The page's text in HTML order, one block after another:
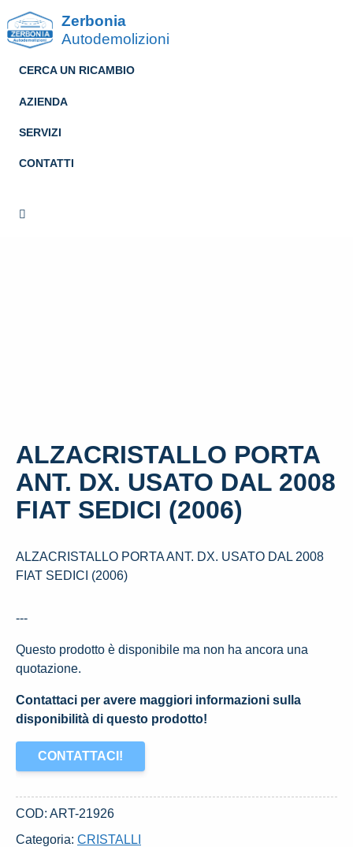
Zerbonia
Autodemolizioni
CERCA UN RICAMBIO
AZIENDA
SERVIZI
CONTATTI
ALZACRISTALLO PORTA
ANT. DX. USATO DAL 2008
FIAT SEDICI (2006)
ALZACRISTALLO PORTA ANT. DX. USATO DAL 2008
FIAT SEDICI (2006)
---
Questo prodotto è disponibile ma non ha ancora una
quotazione.
Contattaci per avere maggiori informazioni sulla
disponibilità di questo prodotto!
CONTATTACI!
COD: ART-21926
Categoria: CRISTALLI